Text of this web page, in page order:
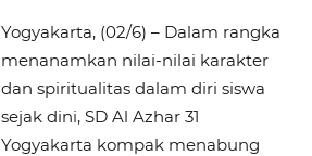
Yogyakarta, (02/6) – Dalam rangka
menanamkan nilai-nilai karakter
dan spiritualitas dalam diri siswa
sejak dini, SD Al Azhar 31
Yogyakarta kompak menabung